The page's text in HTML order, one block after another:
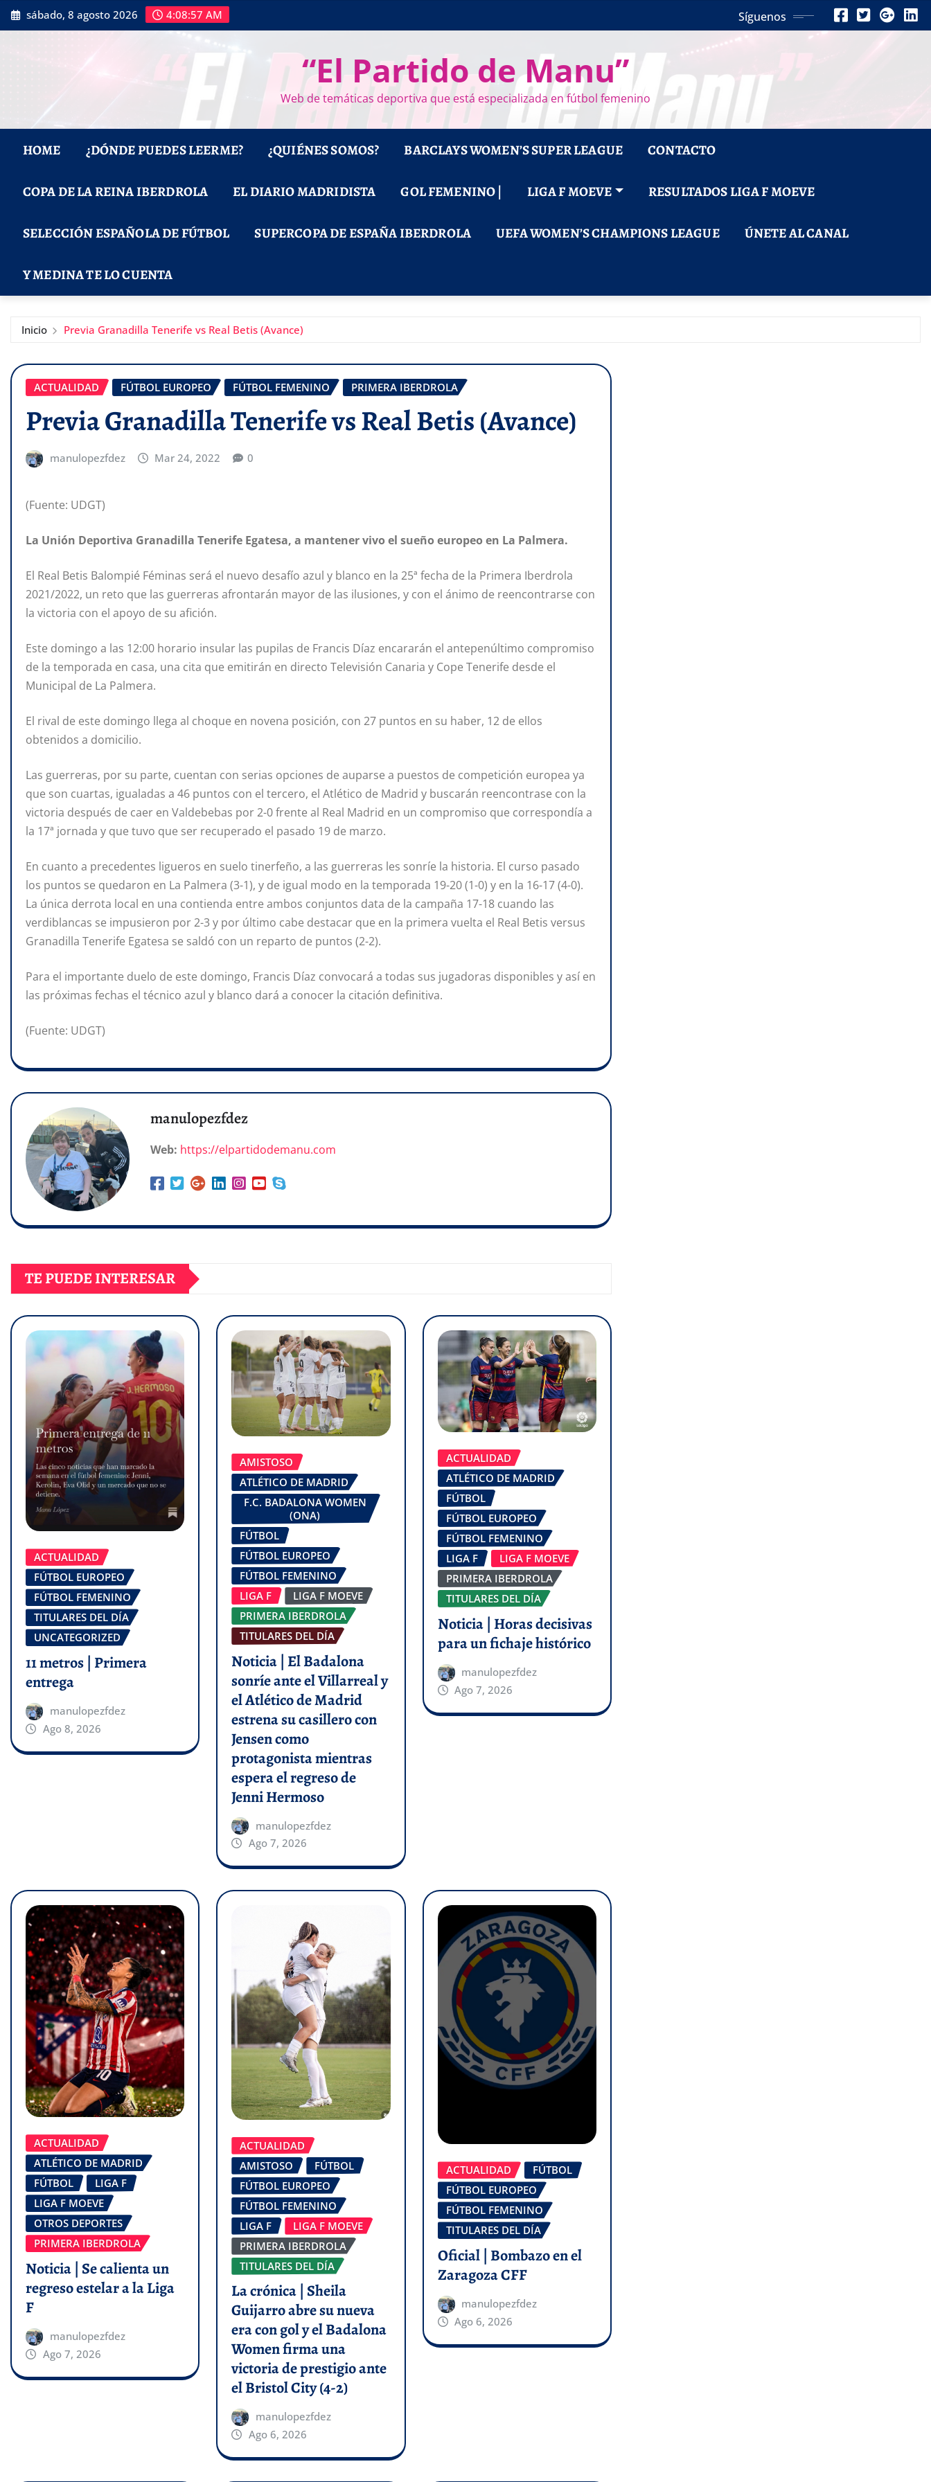
Saltar
al
sábado, 8 agosto 2026 4:08:58 AM Síguenos
“El Partido de Manu”
Web de temáticas deportiva que está especializada en fútbol femenino
HOME ¿DÓNDE PUEDES LEERME? ¿QUIÉNES SOMOS? BARCLAYS WOMEN’S SUPER LEAGUE CONTACTO
COPA DE LA REINA IBERDROLA EL DIARIO MADRIDISTA GOL FEMENINO | LIGA F MOEVE RESULTADOS LIGA F MOEVE
SELECCIÓN ESPAÑOLA DE FÚTBOL SUPERCOPA DE ESPAÑA IBERDROLA UEFA WOMEN’S CHAMPIONS LEAGUE ÚNETE AL CANAL
Y MEDINA TE LO CUENTA
Inicio Previa Granadilla Tenerife vs Real Betis (Avance)
ACTUALIDAD FÚTBOL EUROPEO FÚTBOL FEMENINO PRIMERA IBERDROLA
Previa Granadilla Tenerife vs Real Betis (Avance)
manulopezfdez Mar 24, 2022 0
(Fuente: UDGT)
La Unión Deportiva Granadilla Tenerife Egatesa, a mantener vivo el sueño europeo en La Palmera.
El Real Betis Balompié Féminas será el nuevo desafío azul y blanco en la 25ª fecha de la Primera Iberdrola
2021/2022, un reto que las guerreras afrontarán mayor de las ilusiones, y con el ánimo de reencontrarse con
la victoria con el apoyo de su afición.
Este domingo a las 12:00 horario insular las pupilas de Francis Díaz encararán el antepenúltimo compromiso
de la temporada en casa, una cita que emitirán en directo Televisión Canaria y Cope Tenerife desde el
Municipal de La Palmera.
El rival de este domingo llega al choque en novena posición, con 27 puntos en su haber, 12 de ellos
obtenidos a domicilio.
Las guerreras, por su parte, cuentan con serias opciones de auparse a puestos de competición europea ya
que son cuartas, igualadas a 46 puntos con el tercero, el Atlético de Madrid y buscarán reencontrase con la
victoria después de caer en Valdebebas por 2-0 frente al Real Madrid en un compromiso que correspondía a
la 17ª jornada y que tuvo que ser recuperado el pasado 19 de marzo.
En cuanto a precedentes ligueros en suelo tinerfeño, a las guerreras les sonríe la historia. El curso pasado
los puntos se quedaron en La Palmera (3-1), y de igual modo en la temporada 19-20 (1-0) y en la 16-17 (4-0).
La única derrota local en una contienda entre ambos conjuntos data de la campaña 17-18 cuando las
verdiblancas se impusieron por 2-3 y por último cabe destacar que en la primera vuelta el Real Betis versus
Granadilla Tenerife Egatesa se saldó con un reparto de puntos (2-2).
Para el importante duelo de este domingo, Francis Díaz convocará a todas sus jugadoras disponibles y así en
las próximas fechas el técnico azul y blanco dará a conocer la citación definitiva.
(Fuente: UDGT)
manulopezfdez
Web: https://elpartidodemanu.com
TE PUEDE INTERESAR
ACTUALIDAD
FÚTBOL EUROPEO
FÚTBOL FEMENINO
TITULARES DEL DÍA
UNCATEGORIZED
11 metros | Primera
entrega
manulopezfdez
Ago 8, 2026
AMISTOSO
ATLÉTICO DE MADRID
F.C. BADALONA WOMEN
(ONA)
FÚTBOL
FÚTBOL EUROPEO
FÚTBOL FEMENINO
LIGA F
LIGA F MOEVE
PRIMERA IBERDROLA
TITULARES DEL DÍA
Noticia | El Badalona
sonríe ante el Villarreal y
el Atlético de Madrid
estrena su casillero con
Jensen como
protagonista mientras
espera el regreso de
Jenni Hermoso
manulopezfdez
Ago 7, 2026
ACTUALIDAD
ATLÉTICO DE MADRID
FÚTBOL
FÚTBOL EUROPEO
FÚTBOL FEMENINO
LIGA F
LIGA F MOEVE
PRIMERA IBERDROLA
TITULARES DEL DÍA
Noticia | Horas decisivas
para un fichaje histórico
manulopezfdez
Ago 7, 2026
ACTUALIDAD
ATLÉTICO DE MADRID
FÚTBOL
LIGA F
LIGA F MOEVE
OTROS DEPORTES
PRIMERA IBERDROLA
Noticia | Se calienta un
regreso estelar a la Liga
F
manulopezfdez
Ago 7, 2026
ACTUALIDAD
AMISTOSO
FÚTBOL
FÚTBOL EUROPEO
FÚTBOL FEMENINO
LIGA F
LIGA F MOEVE
PRIMERA IBERDROLA
TITULARES DEL DÍA
La crónica | Sheila
Guijarro abre su nueva
era con gol y el Badalona
Women firma una
victoria de prestigio ante
el Bristol City (4-2)
manulopezfdez
Ago 6, 2026
ACTUALIDAD
FÚTBOL
FÚTBOL EUROPEO
FÚTBOL FEMENINO
TITULARES DEL DÍA
Oficial | Bombazo en el
Zaragoza CFF
manulopezfdez
Ago 6, 2026